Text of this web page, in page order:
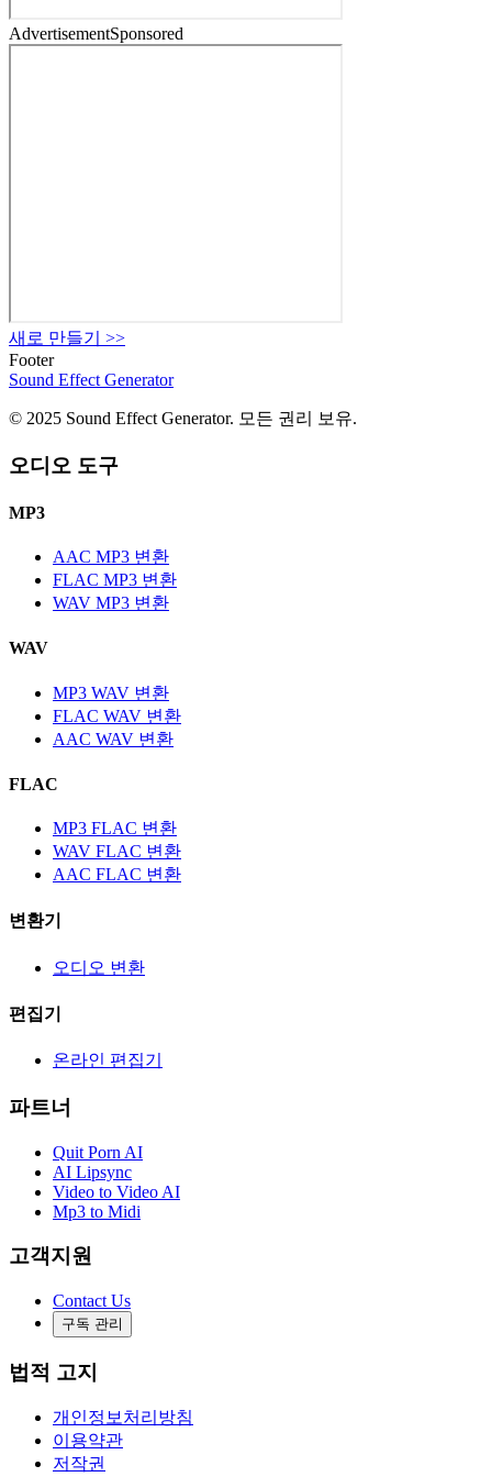
AdvertisementSponsored
새로 만들기
>>
Footer
Sound Effect Generator
© 2025 Sound Effect Generator. 모든 권리 보유.
오디오 도구
MP3
AAC MP3 변환
FLAC MP3 변환
WAV MP3 변환
WAV
MP3 WAV 변환
FLAC WAV 변환
AAC WAV 변환
FLAC
MP3 FLAC 변환
WAV FLAC 변환
AAC FLAC 변환
변환기
오디오 변환
편집기
온라인 편집기
파트너
Quit Porn AI
AI Lipsync
Video to Video AI
Mp3 to Midi
고객지원
Contact Us
구독 관리
법적 고지
개인정보처리방침
이용약관
저작권